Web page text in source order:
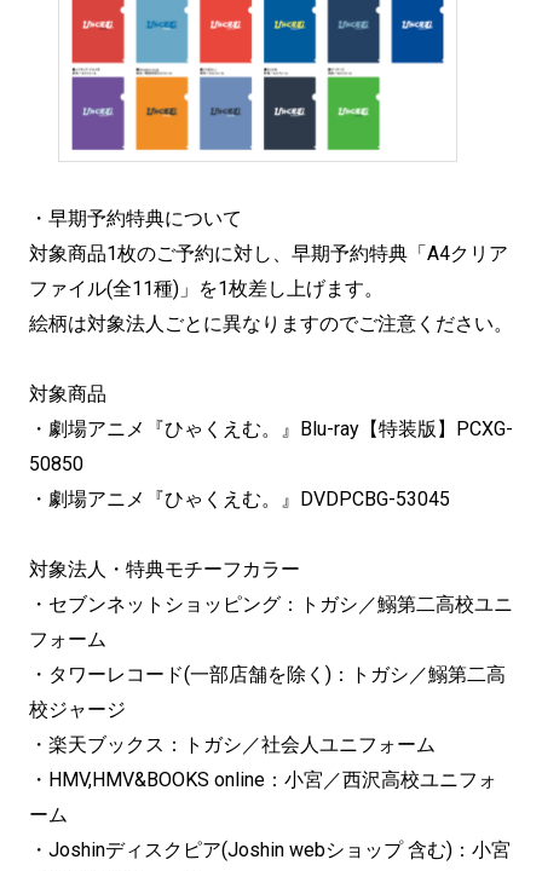
・早期予約特典について
対象商品1枚のご予約に対し、早期予約特典「A4クリア
ファイル(全11種)」を1枚差し上げます。
絵柄は対象法人ごとに異なりますのでご注意ください。
対象商品
・劇場アニメ『ひゃくえむ。』Blu-ray【特装版】PCXG-
50850
・劇場アニメ『ひゃくえむ。』DVDPCBG-53045
対象法人・特典モチーフカラー
・セブンネットショッピング：トガシ／鰯第二高校ユニ
フォーム
・タワーレコード(一部店舗を除く)：トガシ／鰯第二高
校ジャージ
・楽天ブックス：トガシ／社会人ユニフォーム
・HMV,HMV&BOOKS online：小宮／西沢高校ユニフォ
ーム
・Joshinディスクピア(Joshin webショップ 含む)：小宮